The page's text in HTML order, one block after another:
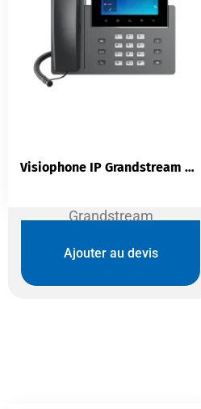
Grandstream
Visiophone IP Grandstream GXV3350 | Android 16 Lignes Wi-Fi Bluetooth
Ajouter au devis